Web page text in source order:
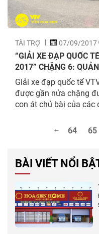
TÀI TRỢ 07/09/2017
“GIẢI XE ĐẠP QUỐC
2017” CHẶNG 6:
ĐỔI CHỦ
Giải xe đạp quốc tế
được gần nửa chặng
con át chủ bài của các
nhiều diễn biến bất
64 65
BÀI VIẾT NỔI